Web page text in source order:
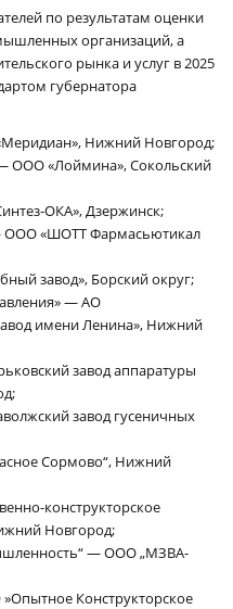
по результатам оценки
организаций, а
рынка и услуг в 2025
губернатора
Нижний Новгород;
ООО «Лоймина», Сокольский
ОКА», Дзержинск;
ООО «ШОТТ Фармасьютикал
завод», Борский округ;
— АО
имени Ленина», Нижний
завод аппаратуры
завод гусеничных
Сормово“, Нижний
конструкторское
Новгород;
— ООО „МЗВА-
Конструкторское